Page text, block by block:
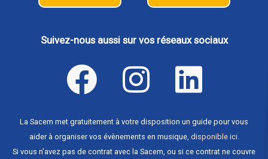
Suivez-nous aussi sur vos réseaux sociaux
La Sacem met gratuitement à votre disposition un guide pour vous
aider à organiser vos évènements en musique, disponible ici.
Si vous n'avez pas de contrat avec la Sacem, ou si ce contrat ne couvre